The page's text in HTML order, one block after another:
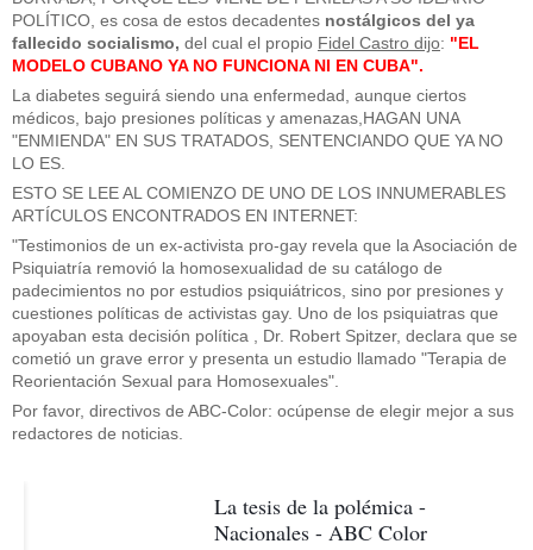
POLÍTICO, es cosa de estos decadentes nostálgicos del ya
fallecido socialismo, del cual el propio Fidel Castro dijo: "EL
MODELO CUBANO YA NO FUNCIONA NI EN CUBA".
La diabetes seguirá siendo una enfermedad, aunque ciertos
médicos, bajo presiones políticas y amenazas,HAGAN UNA
"ENMIENDA" EN SUS TRATADOS, SENTENCIANDO QUE YA NO
LO ES.
ESTO SE LEE AL COMIENZO DE UNO DE LOS INNUMERABLES
ARTÍCULOS ENCONTRADOS EN INTERNET:
"Testimonios de un ex-activista pro-gay revela que la Asociación de
Psiquiatría removió la homosexualidad de su catálogo de
padecimientos no por estudios psiquiátricos, sino por presiones y
cuestiones políticas de activistas gay. Uno de los psiquiatras que
apoyaban esta decisión política , Dr. Robert Spitzer, declara que se
cometió un grave error y presenta un estudio llamado "Terapia de
Reorientación Sexual para Homosexuales".
Por favor, directivos de ABC-Color: ocúpense de elegir mejor a sus
redactores de noticias.
La tesis de la polémica -
Nacionales - ABC Color